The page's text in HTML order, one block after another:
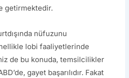
getirmektedir.
nüfuzunu
lobi faaliyetlerinde
de bu konuda, temsilcilikler
gayet başarılıdır. Fakat